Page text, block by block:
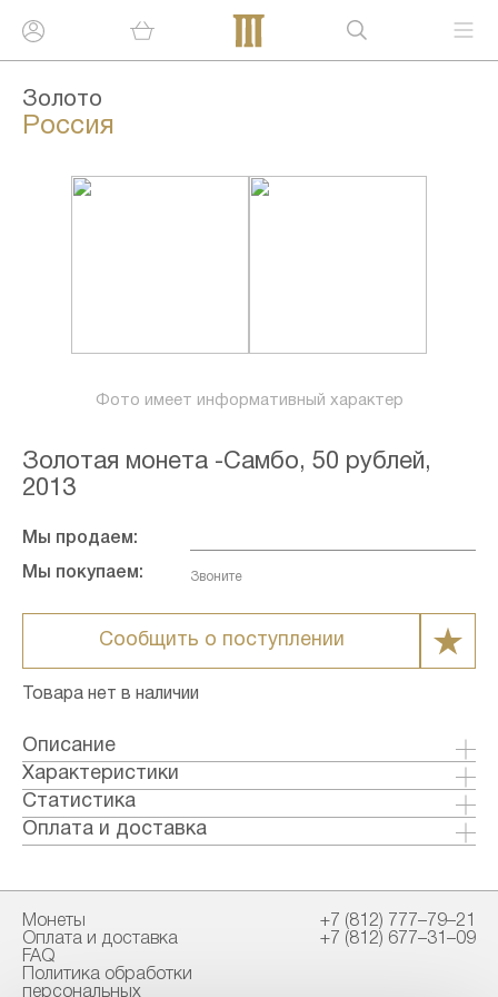
Золото
Россия
Фото имеет информативный характер
Золотая монета -Самбо, 50 рублей,
2013
Мы продаем:
Мы покупаем: Звоните
Сообщить о поступлении
Товара нет в наличии
Описание
Характеристики
Металл: Золото
Страна: Россия
Годы выпуска: 2013
Номинал: 50
Проба: 999
Вес общий гр.: 7.89
Статистика
Оплата и доставка
Наличными в офисе
Способы доставки:
Монеты
Оплата и доставка
FAQ
Политика обработки
персональных
+7 (812) 777–79–21
+7 (812) 677–31–09